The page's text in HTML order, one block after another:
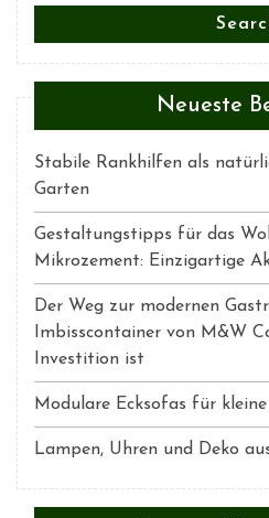
Neueste
Stabile Rankhilfen als
Garten
Gestaltungstipps für das
Mikrozement: Einzigartige
Der Weg zur modernen
Imbisscontainer von M&W
Investition ist
Modulare Ecksofas für
Lampen, Uhren und Deko